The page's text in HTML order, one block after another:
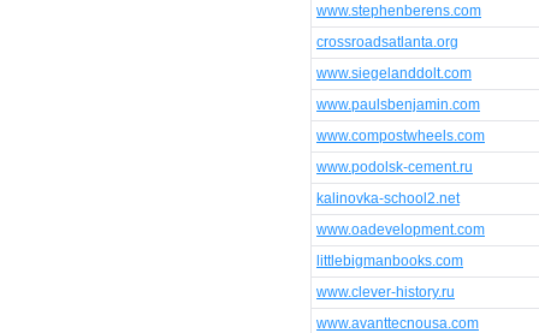
www.stephenberens.com
crossroadsatlanta.org
www.siegelanddolt.com
www.paulsbenjamin.com
www.compostwheels.com
www.podolsk-cement.ru
kalinovka-school2.net
www.oadevelopment.com
littlebigmanbooks.com
www.clever-history.ru
www.avanttecnousa.com